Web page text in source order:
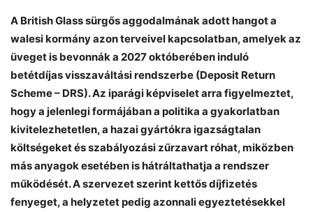
A British Glass sürgős aggodalmának adott hangot a
walesi kormány azon terveivel kapcsolatban, amelyek az
üveget is bevonnák a 2027 októberében induló
betétdíjas visszaváltási rendszerbe (Deposit Return
Scheme – DRS). Az iparági képviselet arra figyelmeztet,
hogy a jelenlegi formájában a politika a gyakorlatban
kivitelezhetetlen, a hazai gyártókra igazságtalan
költségeket és szabályozási zűrzavart róhat, miközben
más anyagok esetében is hátráltathatja a rendszer
működését. A szervezet szerint kettős díjfizetés
fenyeget, a helyzetet pedig azonnali egyeztetésekkel